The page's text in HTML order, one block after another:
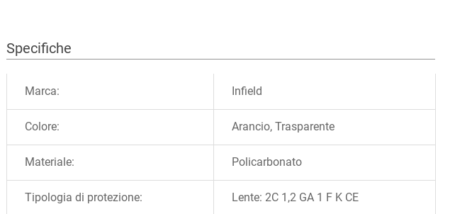
Specifiche
Marca: Infield
Colore: Arancio, Trasparente
Materiale: Policarbonato
Tipologia di protezione: Lente: 2C 1,2 GA 1 F K CE